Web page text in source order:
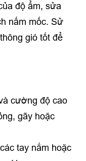
độ ẩm, sửa
nấm mốc. Sử
gió tốt để
cường độ cao
gãy hoặc
tay nắm hoặc